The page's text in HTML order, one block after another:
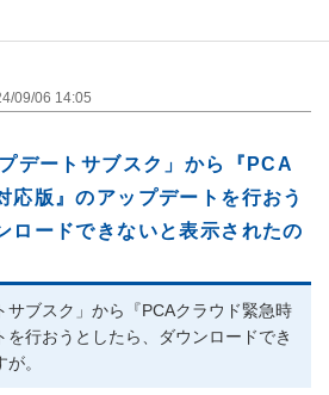
09/06 14:05
デートサブスク」から『PCA
応版』のアップデートを行おう
ロードできないと表示されたの
サブスク」から『PCAクラウド緊急時
行おうとしたら、ダウンロードでき
。